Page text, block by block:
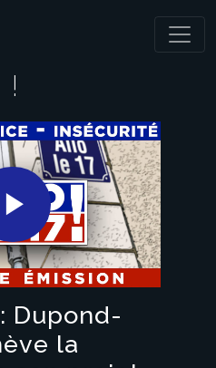
!
Play
Video
Dupond-
la